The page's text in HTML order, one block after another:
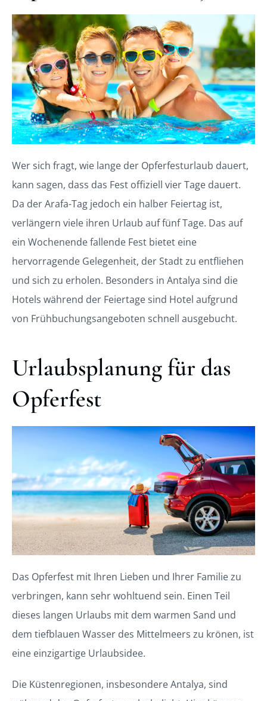
Wer sich fragt, wie lange der Opferfesturlaub dauert,
kann sagen, dass das Fest offiziell vier Tage dauert.
Da der Arafa-Tag jedoch ein halber Feiertag ist,
verlängern viele ihren Urlaub auf fünf Tage. Das auf
ein Wochenende fallende Fest bietet eine
hervorragende Gelegenheit, der Stadt zu entfliehen
und sich zu erholen. Besonders in Antalya sind die
Hotels während der Feiertage sind Hotel aufgrund
von Frühbuchungsangeboten schnell ausgebucht.
Urlaubsplanung für das
Opferfest
Das Opferfest mit Ihren Lieben und Ihrer Familie zu
verbringen, kann sehr wohltuend sein. Einen Teil
dieses langen Urlaubs mit dem warmen Sand und
dem tiefblauen Wasser des Mittelmeers zu krönen, ist
eine einzigartige Urlaubsidee.
Die Küstenregionen, insbesondere Antalya, sind